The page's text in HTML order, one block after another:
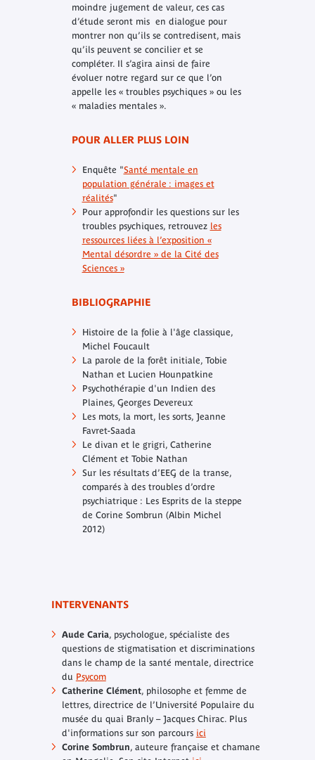
moindre jugement de valeur, ces cas
d’étude seront mis en dialogue pour
montrer non qu’ils se contredisent, mais
qu’ils peuvent se concilier et se
compléter. Il s’agira ainsi de faire
évoluer notre regard sur ce que l’on
appelle les « troubles psychiques » ou les
« maladies mentales ».
POUR ALLER PLUS LOIN
Enquête "Santé mentale en
population générale : images et
réalités"
Pour approfondir les questions sur les
troubles psychiques, retrouvez les
ressources liées à l’exposition «
Mental désordre » de la Cité des
Sciences »
BIBLIOGRAPHIE
Histoire de la folie à l'âge classique,
Michel Foucault
La parole de la forêt initiale, Tobie
Nathan et Lucien Hounpatkine
Psychothérapie d'un Indien des
Plaines, Georges Devereux
Les mots, la mort, les sorts, Jeanne
Favret-Saada
Le divan et le grigri, Catherine
Clément et Tobie Nathan
Sur les résultats d’EEG de la transe,
comparés à des troubles d’ordre
psychiatrique : Les Esprits de la steppe
de Corine Sombrun (Albin Michel
2012)
INTERVENANTS
Aude Caria, psychologue, spécialiste des
questions de stigmatisation et discriminations
dans le champ de la santé mentale, directrice
du Psycom
Catherine Clément, philosophe et femme de
lettres, directrice de l’Université Populaire du
musée du quai Branly – Jacques Chirac. Plus
d'informations sur son parcours ici
Corine Sombrun, auteure française et chamane